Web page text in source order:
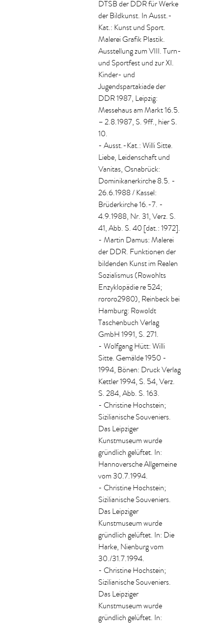
DTSB der DDR für Werke
der Bildkunst. In Ausst.-
Kat.: Kunst und Sport.
Malerei Grafik Plastik.
Ausstellung zum VIII. Turn-
und Sportfest und zur XI.
Kinder- und
Jugendspartakiade der
DDR 1987, Leipzig:
Messehaus am Markt 16.5.
– 2.8.1987, S. 9ff., hier S.
10.
- Ausst.-Kat.: Willi Sitte.
Liebe, Leidenschaft und
Vanitas, Osnabrück:
Dominikanerkirche 8.5. -
26.6.1988 / Kassel:
Brüderkirche 16.-7. -
4.9.1988, Nr. 31, Verz. S.
41, Abb. S. 40 [dat.: 1972].
- Martin Damus: Malerei
der DDR. Funktionen der
bildenden Kunst im Realen
Sozialismus (Rowohlts
Enzyklopädie re 524;
rororo2980), Reinbeck bei
Hamburg: Rowoldt
Taschenbuch Verlag
GmbH 1991, S. 271.
- Wolfgang Hütt: Willi
Sitte. Gemälde 1950 -
1994, Bönen: Druck Verlag
Kettler 1994, S. 54, Verz.
S. 284, Abb. S. 163.
- Christine Hochstein;
Sizilianische Souveniers.
Das Leipziger
Kunstmuseum wurde
gründlich gelüftet. In:
Hannoversche Allgemeine
vom 30.7.1994.
- Christine Hochstein;
Sizilianische Souveniers.
Das Leipziger
Kunstmuseum wurde
gründlich gelüftet. In: Die
Harke, Nienburg vom
30./31.7.1994.
- Christine Hochstein;
Sizilianische Souveniers.
Das Leipziger
Kunstmuseum wurde
gründlich gelüftet. In: